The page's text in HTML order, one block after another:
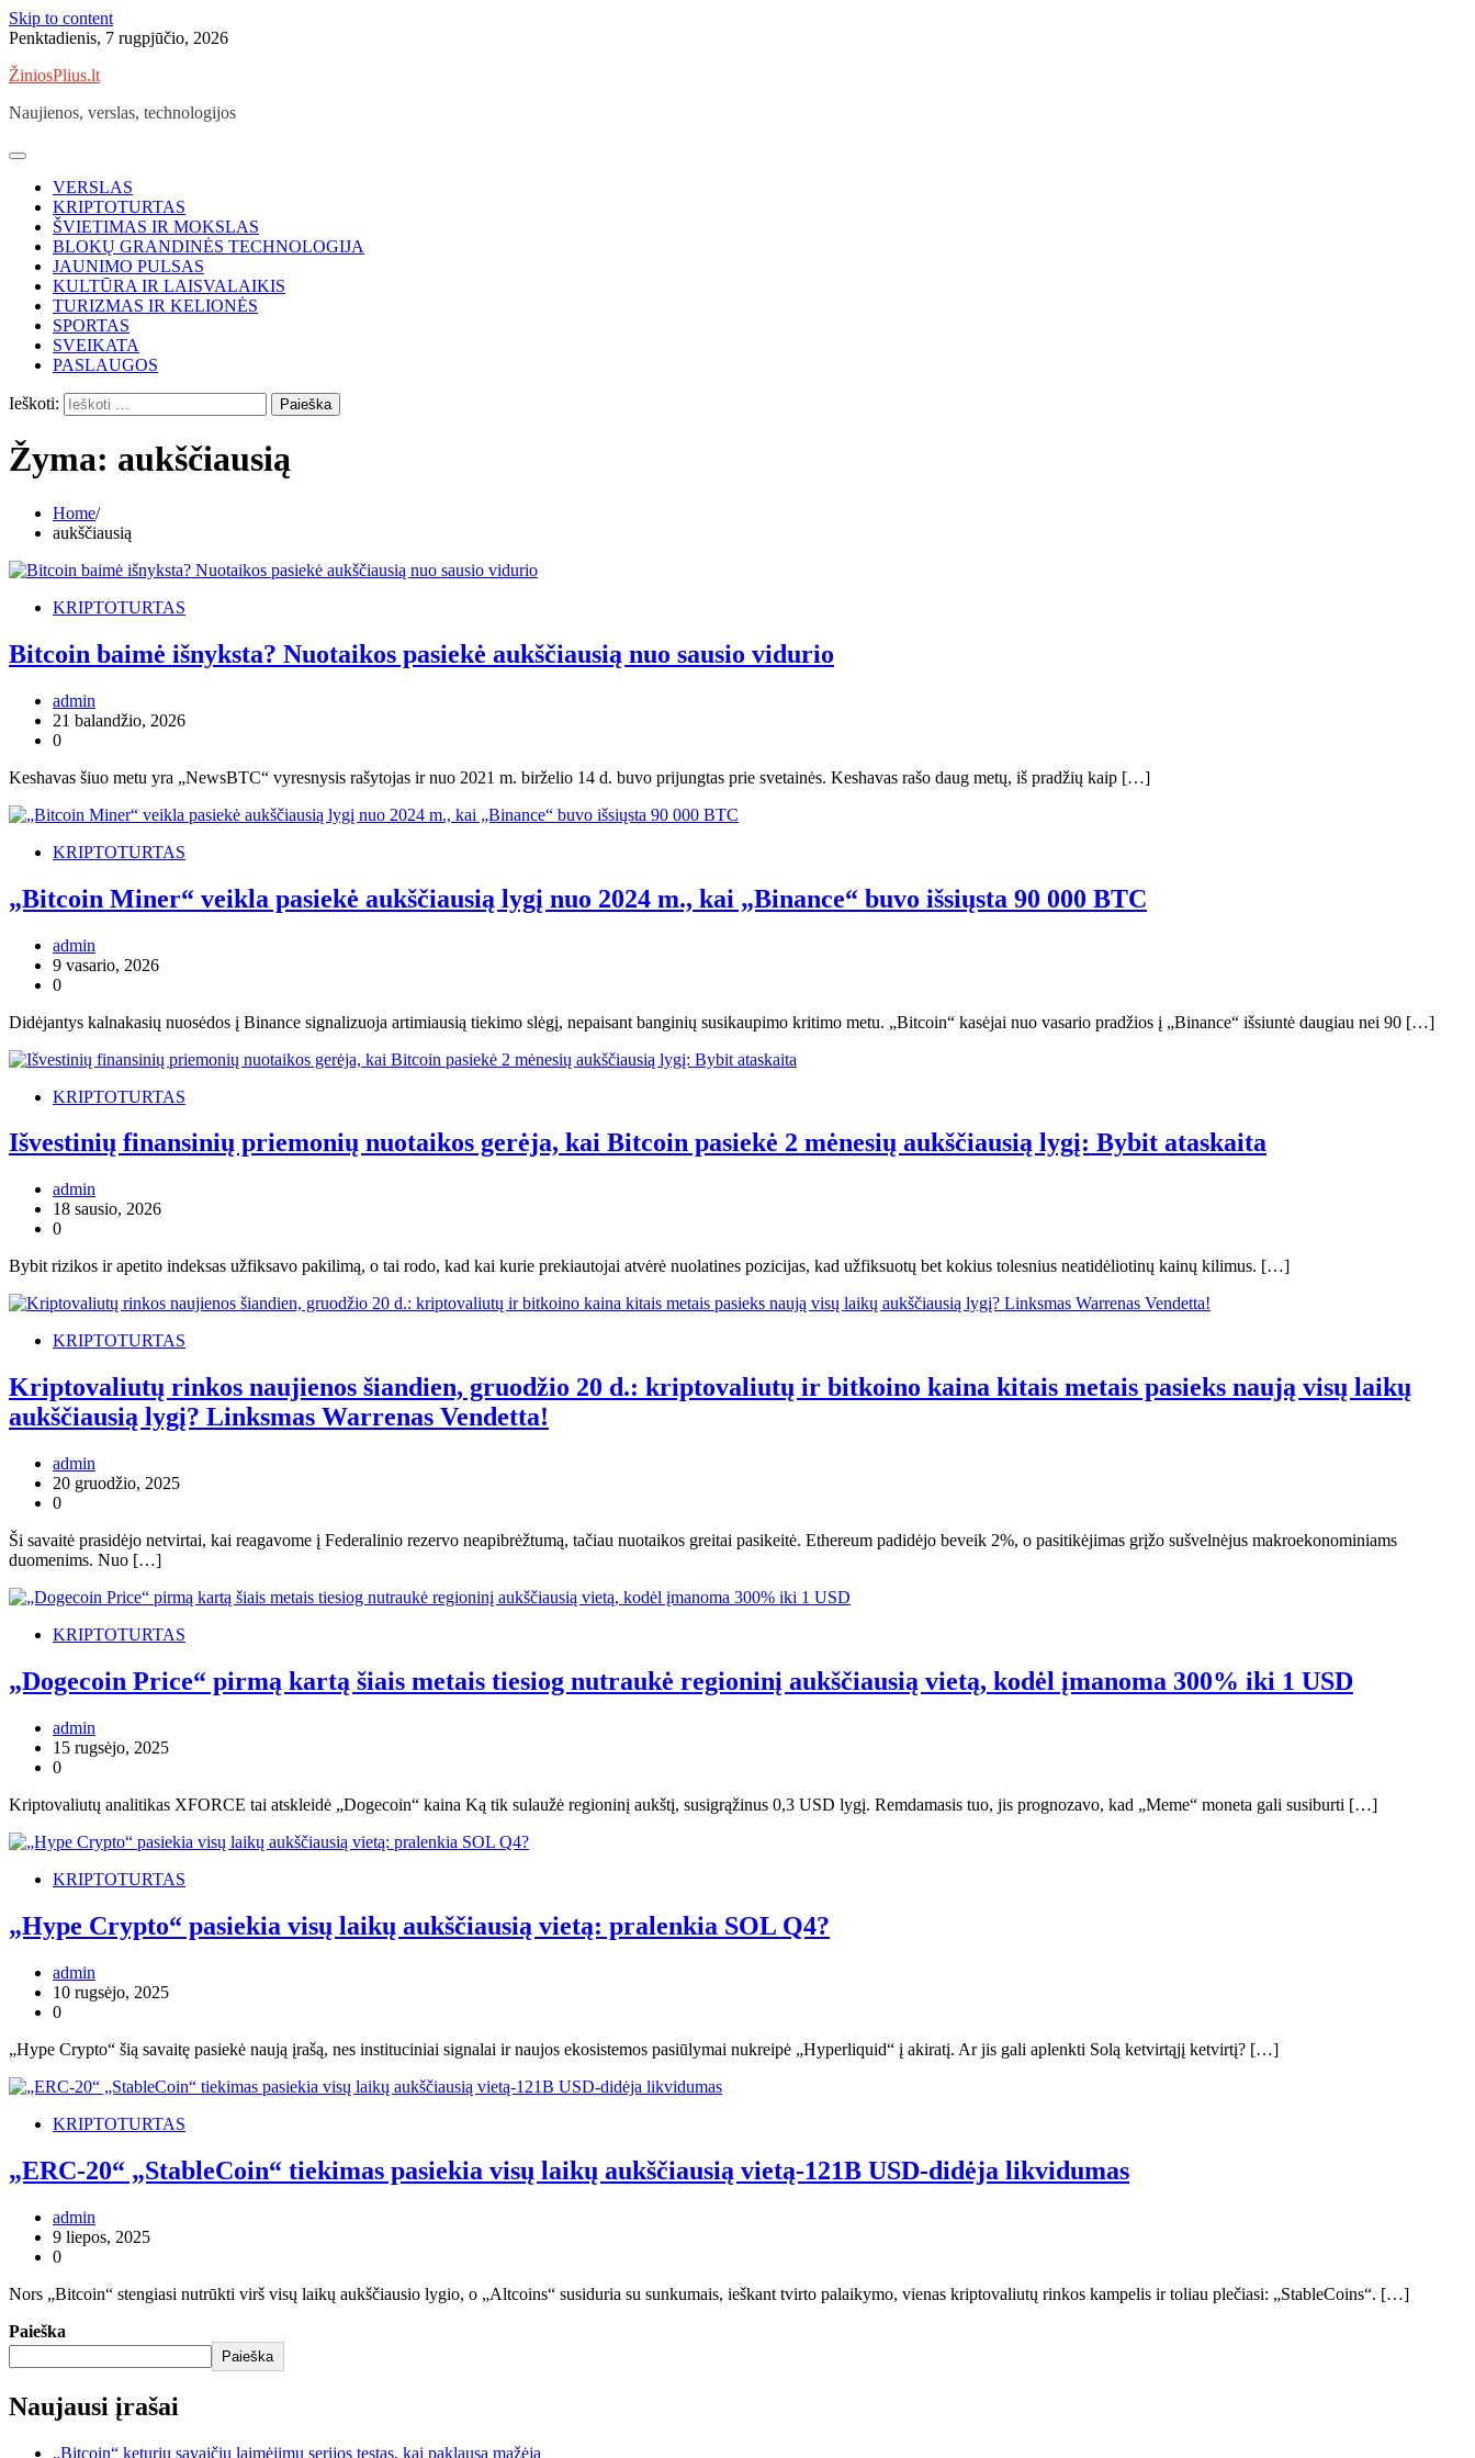
Skip to content
Penktadienis, 7 rugpjūčio, 2026
ŽiniosPlius.lt
Naujienos, verslas, technologijos
VERSLAS
KRIPTOTURTAS
ŠVIETIMAS IR MOKSLAS
BLOKŲ GRANDINĖS TECHNOLOGIJA
JAUNIMO PULSAS
KULTŪRA IR LAISVALAIKIS
TURIZMAS IR KELIONĖS
SPORTAS
SVEIKATA
PASLAUGOS
Ieškoti:
Žyma: aukščiausią
Home
aukščiausią
KRIPTOTURTAS
Bitcoin baimė išnyksta? Nuotaikos pasiekė aukščiausią nuo sausio vidurio
admin
21 balandžio, 2026
0
Keshavas šiuo metu yra „NewsBTC“ vyresnysis rašytojas ir nuo 2021 m. birželio 14 d. buvo prijungtas prie svetainės. Keshavas rašo daug metų, iš pradžių kaip […]
KRIPTOTURTAS
„Bitcoin Miner“ veikla pasiekė aukščiausią lygį nuo 2024 m., kai „Binance“ buvo išsiųsta 90 000 BTC
admin
9 vasario, 2026
0
Didėjantys kalnakasių nuosėdos į Binance signalizuoja artimiausią tiekimo slėgį, nepaisant banginių susikaupimo kritimo metu. „Bitcoin“ kasėjai nuo vasario pradžios į „Binance“ išsiuntė daugiau nei 90 […]
KRIPTOTURTAS
Išvestinių finansinių priemonių nuotaikos gerėja, kai Bitcoin pasiekė 2 mėnesių aukščiausią lygį: Bybit ataskaita
admin
18 sausio, 2026
0
Bybit rizikos ir apetito indeksas užfiksavo pakilimą, o tai rodo, kad kai kurie prekiautojai atvėrė nuolatines pozicijas, kad užfiksuotų bet kokius tolesnius neatidėliotinų kainų kilimus. […]
KRIPTOTURTAS
Kriptovaliutų rinkos naujienos šiandien, gruodžio 20 d.: kriptovaliutų ir bitkoino kaina kitais metais pasieks naują visų laikų
aukščiausią lygį? Linksmas Warrenas Vendetta!
admin
20 gruodžio, 2025
0
Ši savaitė prasidėjo netvirtai, kai reagavome į Federalinio rezervo neapibrėžtumą, tačiau nuotaikos greitai pasikeitė. Ethereum padidėjo beveik 2%, o pasitikėjimas grįžo sušvelnėjus makroekonominiams
duomenims. Nuo […]
KRIPTOTURTAS
„Dogecoin Price“ pirmą kartą šiais metais tiesiog nutraukė regioninį aukščiausią vietą, kodėl įmanoma 300% iki 1 USD
admin
15 rugsėjo, 2025
0
Kriptovaliutų analitikas XFORCE tai atskleidė „Dogecoin“ kaina Ką tik sulaužė regioninį aukštį, susigrąžinus 0,3 USD lygį. Remdamasis tuo, jis prognozavo, kad „Meme“ moneta gali susiburti […]
KRIPTOTURTAS
„Hype Crypto“ pasiekia visų laikų aukščiausią vietą: pralenkia SOL Q4?
admin
10 rugsėjo, 2025
0
„Hype Crypto“ šią savaitę pasiekė naują įrašą, nes instituciniai signalai ir naujos ekosistemos pasiūlymai nukreipė „Hyperliquid“ į akiratį. Ar jis gali aplenkti Solą ketvirtąjį ketvirtį? […]
KRIPTOTURTAS
„ERC-20“ „StableCoin“ tiekimas pasiekia visų laikų aukščiausią vietą-121B USD-didėja likvidumas
admin
9 liepos, 2025
0
Nors „Bitcoin“ stengiasi nutrūkti virš visų laikų aukščiausio lygio, o „Altcoins“ susiduria su sunkumais, ieškant tvirto palaikymo, vienas kriptovaliutų rinkos kampelis ir toliau plečiasi: „StableCoins“. […]
Paieška
Paieška
Naujausi įrašai
„Bitcoin“ keturių savaičių laimėjimų serijos testas, kai paklausa mažėja